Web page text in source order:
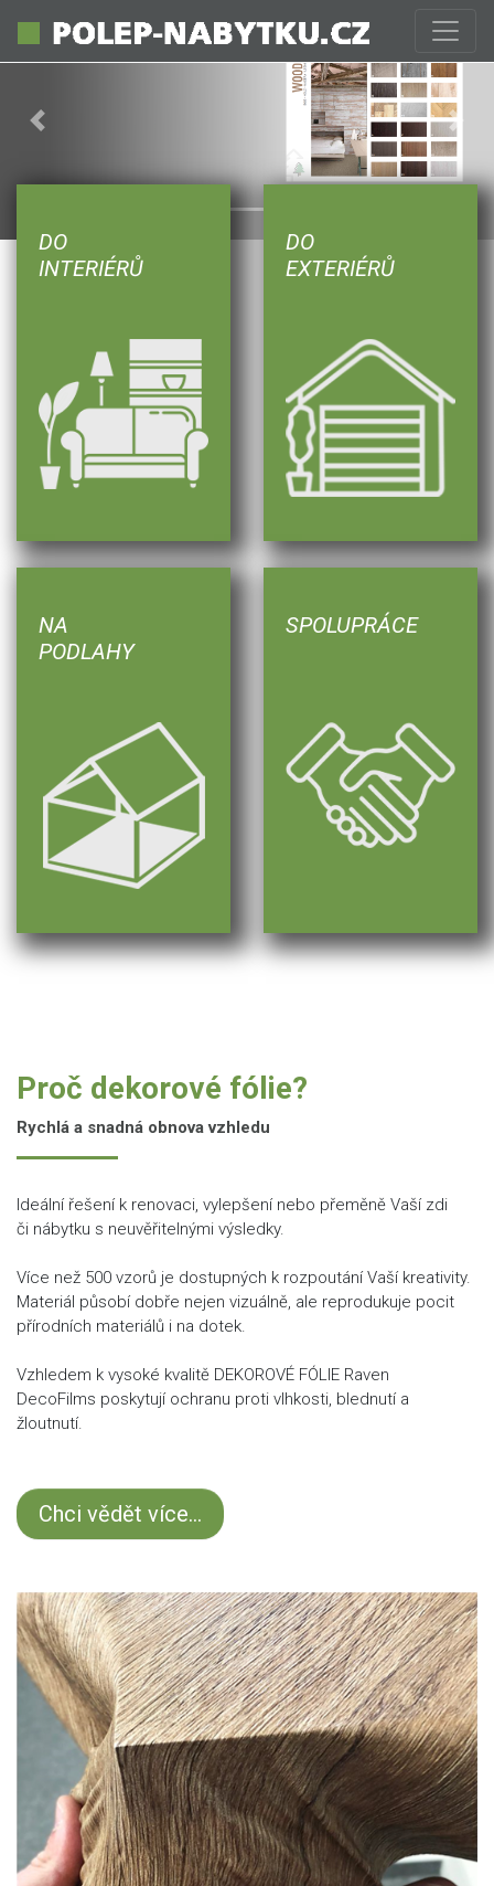
Previous Next
DO
INTERIÉRŮ
DO
EXTERIÉRŮ
NA
PODLAHY
SPOLUPRÁCE
Proč dekorové fólie?
Rychlá a snadná obnova vzhledu
Ideální řešení k renovaci, vylepšení nebo přeměně Vaší zdi
či nábytku s neuvěřitelnými výsledky.
Více než 500 vzorů je dostupných k rozpoutání Vaší kreativity.
Materiál působí dobře nejen vizuálně, ale reprodukuje pocit
přírodních materiálů i na dotek.
Vzhledem k vysoké kvalitě DEKOROVÉ FÓLIE Raven
DecoFilms poskytují ochranu proti vlhkosti, blednutí a
žloutnutí.
Chci vědět více...